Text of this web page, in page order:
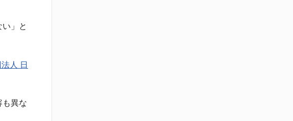
」と
人 日
も異な